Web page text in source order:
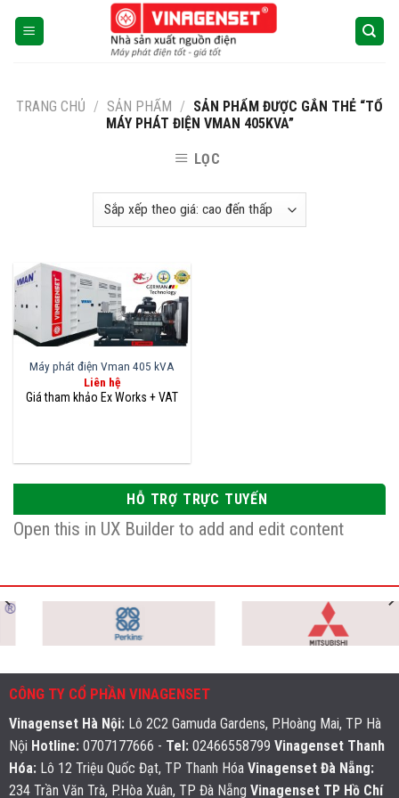
TRANG CHỦ / SẢN PHẨM / SẢN PHẨM ĐƯỢC GẮN THẺ “TỔ
MÁY PHÁT ĐIỆN VMAN 405KVA”
LỌC
HỖ TRỢ TRỰC TUYẾN
Open this in UX Builder to add and edit content
Máy phát điện Vman 405 kVA
Liên hệ
CÔNG TY CỔ PHẦN VINAGENSET
Vinagenset Hà Nội: Lô 2C2 Gamuda Gardens, P.Hoàng Mai, TP Hà
Nội Hotline: 0707177666 - Tel:02466558799 Vinagenset Thanh
Hóa: Lô 12 Triệu Quốc Đạt, TP Thanh Hóa Vinagenset Đà Nẵng:
234 Trần Văn Trà, P.Hòa Xuân, TP Đà Nẵng Vinagenset TP Hồ Chí